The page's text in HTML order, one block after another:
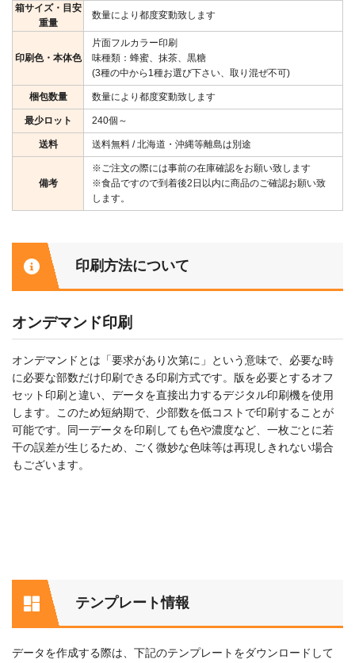
箱サイズ・目安
重量
数量により都度変動致します
印刷色・本体色
片面フルカラー印刷
味種類：蜂蜜、抹茶、黒糖
(3種の中から1種お選び下さい、取り混ぜ不可)
梱包数量 数量により都度変動致します
最少ロット 240個～
送料 送料無料 / 北海道・沖縄等離島は別途
備考
※ご注文の際には事前の在庫確認をお願い致します
※食品ですので到着後2日以内に商品のご確認お願い致
します。
印刷方法について
オンデマンド印刷
オンデマンドとは「要求があり次第に」という意味で、必要な時
に必要な部数だけ印刷できる印刷方式です。版を必要とするオフ
セット印刷と違い、データを直接出力するデジタル印刷機を使用
します。このため短納期で、少部数を低コストで印刷することが
可能です。同一データを印刷しても色や濃度など、一枚ごとに若
干の誤差が生じるため、ごく微妙な色味等は再現しきれない場合
もございます。
テンプレート情報
データを作成する際は、下記のテンプレートをダウンロードして